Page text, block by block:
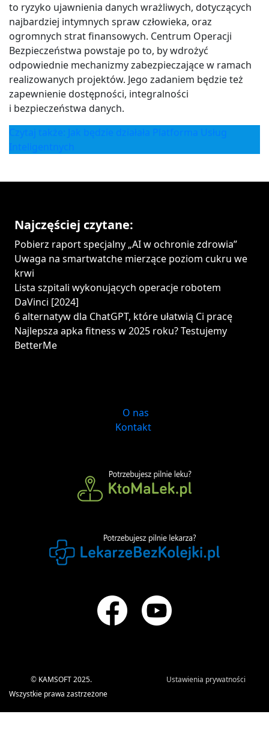
to ryzyko ujawnienia danych wrażliwych, dotyczących
najbardziej intymnych spraw człowieka, oraz
ogromnych strat finansowych. Centrum Operacji
Bezpieczeństwa powstaje po to, by wdrożyć
odpowiednie mechanizmy zabezpieczające w ramach
realizowanych projektów. Jego zadaniem będzie też
zapewnienie dostępności, integralności
i bezpieczeństwa danych.
Czytaj także: Jak będzie działała Platforma Usług
Inteligentnych
Najczęściej czytane:
Pobierz raport specjalny „AI w ochronie zdrowia”
Uwaga na smartwatche mierzące poziom cukru we
krwi
Lista szpitali wykonujących operacje robotem
DaVinci [2024]
6 alternatyw dla ChatGPT, które ułatwią Ci pracę
Najlepsza apka fitness w 2025 roku? Testujemy
BetterMe
O nas
Kontakt
© KAMSOFT 2025.
Wszystkie prawa zastrzeżone
Ustawienia prywatności